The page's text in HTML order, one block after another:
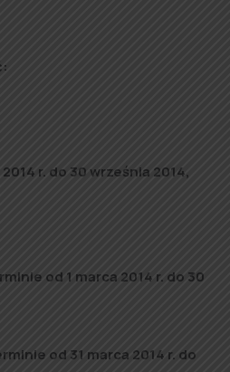
r. do 30 września 2014,
od 1 marca 2014 r. do 30
od 31 marca 2014 r. do